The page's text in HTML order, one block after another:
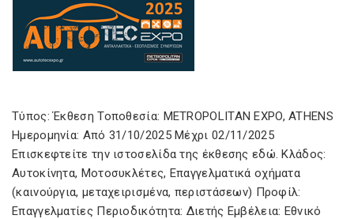
Τύπος: Έκθεση Τοποθεσία: METROPOLITAN EXPO, ATHENS
Ημερομηνία: Από 31/10/2025 Μέχρι 02/11/2025
Επισκεφτείτε την ιστοσελίδα της έκθεσης εδώ. Κλάδος:
Αυτοκίνητα, Μοτοσυκλέτες, Επαγγελματικά οχήματα
(καινούργια, μεταχειρισμένα, περιστάσεων) Προφίλ:
Επαγγελματίες Περιοδικότητα: Διετής Εμβέλεια: Εθνικό